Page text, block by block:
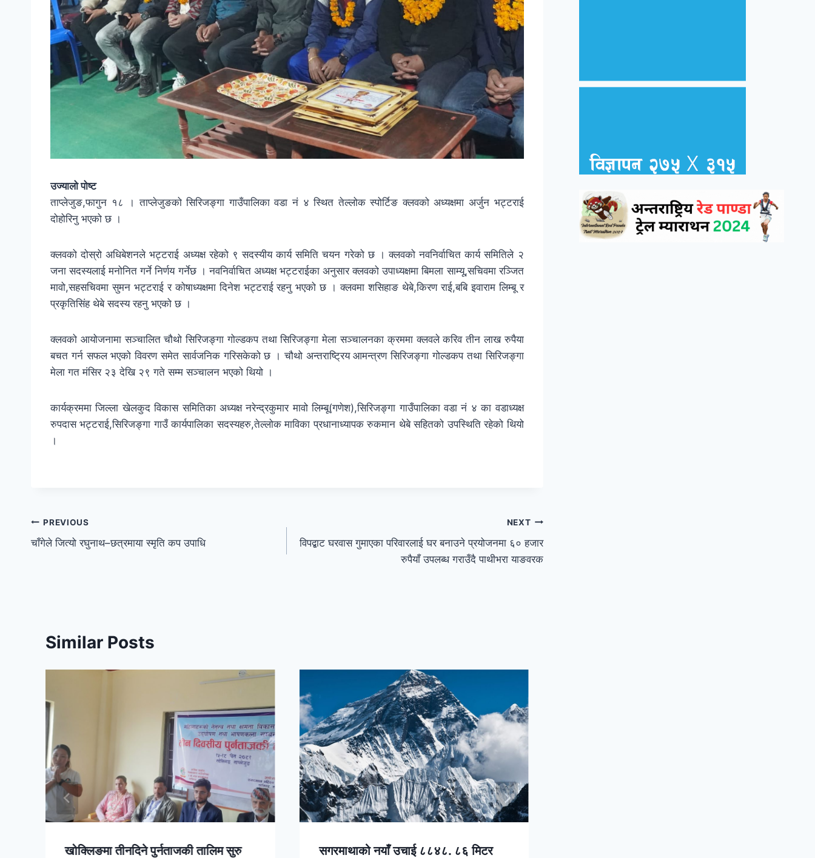
उज्यालो पोष्ट
ताप्लेजुङ,फागुन १८ । ताप्लेजुङको सिरिजङ्गा गाउँपालिका वडा नं ४ स्थित तेल्लोक स्पोर्टिङ क्लवको अध्यक्षमा अर्जुन भट्टराई
दोहोरिनु भएको छ ।
क्लवको दोस्रो अधिबेशनले भट्टराई अध्यक्ष रहेको ९ सदस्यीय कार्य समिति चयन गरेको छ । क्लवको नवनिर्वाचित कार्य समितिले २
जना सदस्यलाई मनोनित गर्ने निर्णय गर्नेछ । नवनिर्वाचित अध्यक्ष भट्टराईका अनुसार क्लवको उपाध्यक्षमा बिमला साम्यू,सचिवमा रञ्जित
मावो,सहसचिवमा सुमन भट्टराई र कोषाध्यक्षमा दिनेश भट्टराई रहनु भएको छ । क्लवमा शसिहाङ थेबे,किरण राई,बबि इवाराम लिम्बू र
प्रकृतिसिंह थेबे सदस्य रहनु भएको छ ।
क्लवको आयोजनामा सञ्चालित चौथो सिरिजङ्गा गोल्डकप तथा सिरिजङ्गा मेला सञ्चालनका क्रममा क्लवले करिव तीन लाख रुपैया
बचत गर्न सफल भएको विवरण समेत सार्वजनिक गरिसकेको छ । चौथो अन्तराष्ट्रिय आमन्त्रण सिरिजङ्गा गोल्डकप तथा सिरिजङ्गा
मेला गत मंसिर २३ देखि २९ गते सम्म सञ्चालन भएको थियो ।
कार्यक्रममा जिल्ला खेलकुद विकास समितिका अध्यक्ष नरेन्द्रकुमार मावो लिम्बू(गणेश),सिरिजङ्गा गाउँपालिका वडा नं ४ का वडाध्यक्ष
रुपदास भट्टराई,सिरिजङ्गा गाउँ कार्यपालिका सदस्यहरु,तेल्लोक माविका प्रधानाध्यापक रुकमान थेबे सहितको उपस्थिति रहेको थियो
।
PREVIOUS
चाँगेले जित्यो रघुनाथ–छत्रमाया स्मृति कप उपाधि
NEXT
विपद्बाट घरवास गुमाएका परिवारलाई घर बनाउने प्रयोजनमा ६० हजार
रुपैयाँ उपलब्ध गराउँदै पाथीभरा याङवरक
Similar Posts
खोक्लिङमा तीनदिने पुर्नताजकी तालिम सुरु सगरमाथाको नयाँ उचाई ८८४८. ८६ मिटर